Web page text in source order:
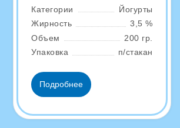
Категории
Йогурты
Жирность
3,5 %
Объем
200 гр.
Упаковка
п/стакан
Подробнее